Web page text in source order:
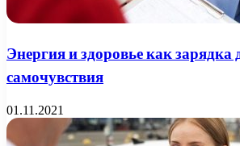
Энергия и здоровье как зарядка
самочувствия
01.11.2021